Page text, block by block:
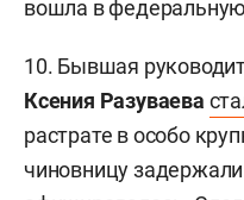
вошла в
10. Бывшая
Ксения Разуваева
растрате в особо
чиновницу